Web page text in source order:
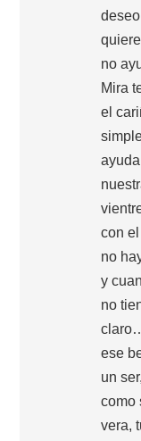
no
Mira
el
con
no
y
no
ese
un
como
vera,